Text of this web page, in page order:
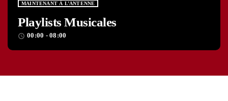
MAINTENANT À L’ANTENNE
Playlists Musicales
access_time 00:00 - 08:00